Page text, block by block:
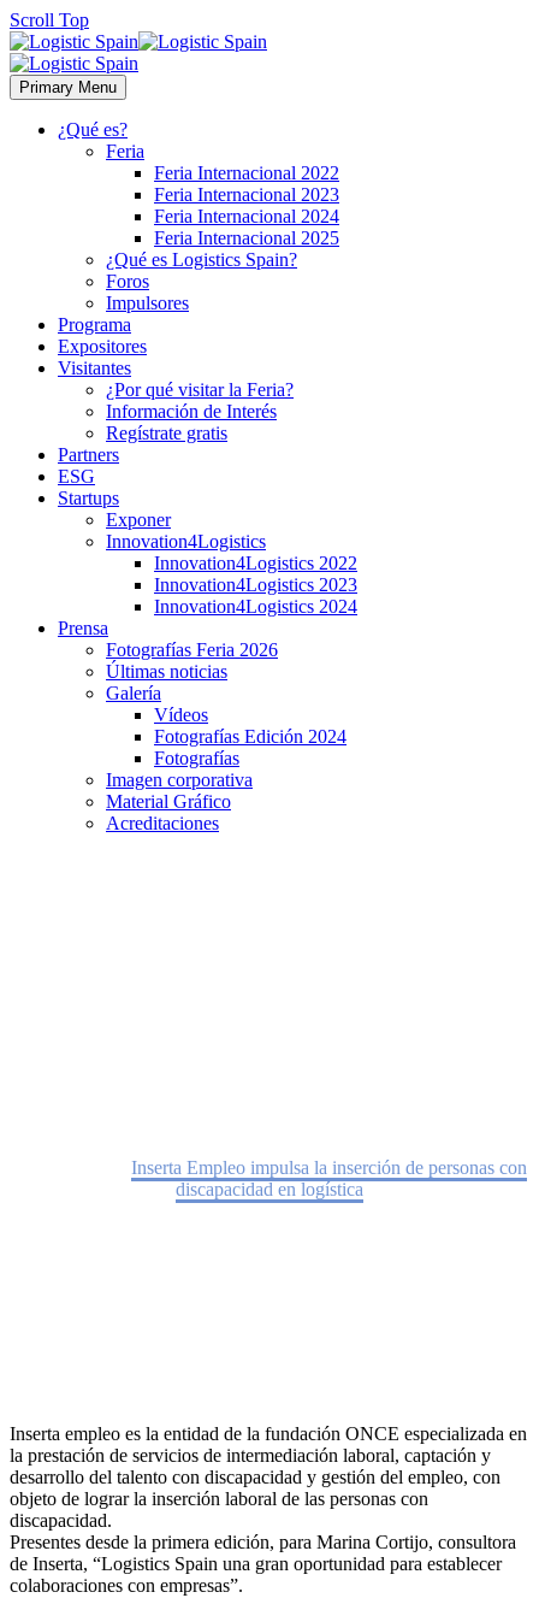
Scroll Top
Primary Menu
¿Qué es?
Feria
Feria Internacional 2022
Feria Internacional 2023
Feria Internacional 2024
Feria Internacional 2025
¿Qué es Logistics Spain?
Foros
Impulsores
Programa
Expositores
Visitantes
¿Por qué visitar la Feria?
Información de Interés
Regístrate gratis
Partners
ESG
Startups
Exponer
Innovation4Logistics
Innovation4Logistics 2022
Innovation4Logistics 2023
Innovation4Logistics 2024
Prensa
Fotografías Feria 2026
Últimas noticias
Galería
Vídeos
Fotografías Edición 2024
Fotografías
Imagen corporativa
Material Gráfico
Acreditaciones
Inserta Empleo impulsa la inserción de personas con
discapacidad en logística
Inserta empleo es la entidad de la fundación ONCE especializada en
la prestación de servicios de intermediación laboral, captación y
desarrollo del talento con discapacidad y gestión del empleo, con
objeto de lograr la inserción laboral de las personas con
discapacidad.
Presentes desde la primera edición, para Marina Cortijo, consultora
de Inserta, “Logistics Spain una gran oportunidad para establecer
colaboraciones con empresas”.